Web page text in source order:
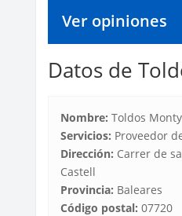
Ver opiniones
Datos de
Nombre: Toldos Monty
Servicios: Proveedor
Dirección: Carrer de
Castell
Provincia: Baleares
Código postal: 07720